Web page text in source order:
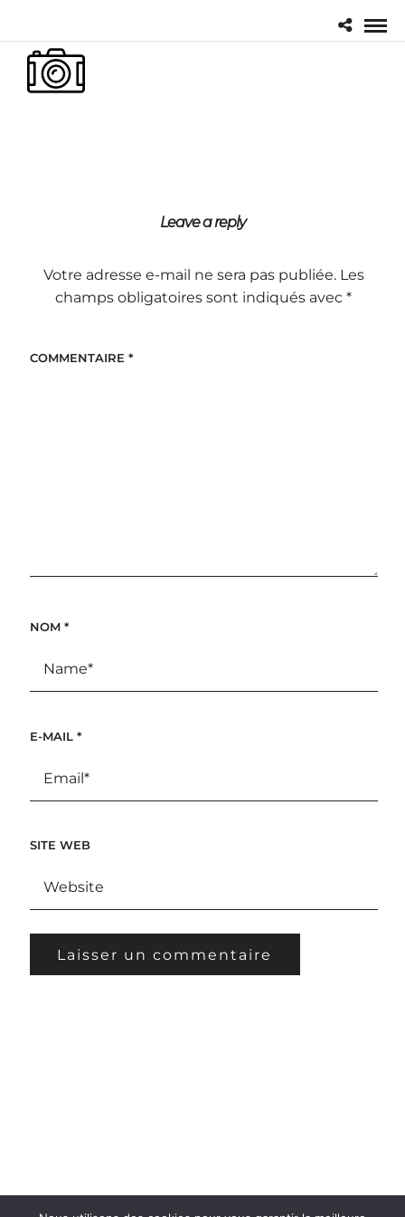
Leave a reply
Votre adresse e-mail ne sera pas publiée. Les
champs obligatoires sont indiqués avec*
COMMENTAIRE *
NOM *
E-MAIL *
SITE WEB